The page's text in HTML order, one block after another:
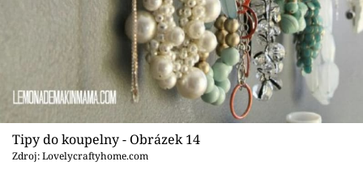
Tipy do koupelny - Obrázek 14
Zdroj: Lovelycraftyhome.com